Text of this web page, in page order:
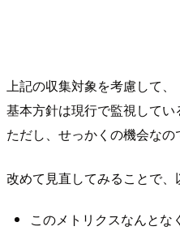
上記の収集対象を考慮して、
基本方針は現行で監視してい
ただし、せっかくの機会なの
改めて見直してみることで、
このメトリクスなんとな